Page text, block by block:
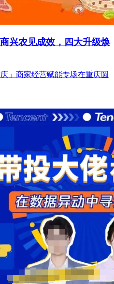
兴农见成效，四大升级焕
」商家经营赋能专场在重庆圆